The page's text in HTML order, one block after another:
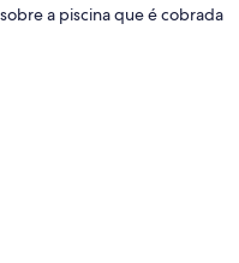
pessoa
a piscina que é cobrada